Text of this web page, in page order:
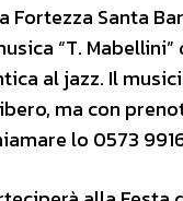
Fortezza Santa
“T.
al jazz. Il
ma con
lo 0573